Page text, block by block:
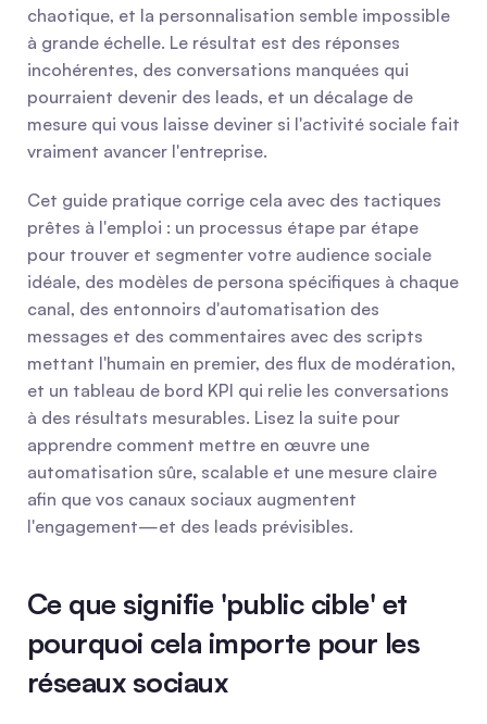
chaotique, et la personnalisation semble impossible
à grande échelle. Le résultat est des réponses
incohérentes, des conversations manquées qui
pourraient devenir des leads, et un décalage de
mesure qui vous laisse deviner si l'activité sociale fait
vraiment avancer l'entreprise.
Cet guide pratique corrige cela avec des tactiques
prêtes à l'emploi : un processus étape par étape
pour trouver et segmenter votre audience sociale
idéale, des modèles de persona spécifiques à chaque
canal, des entonnoirs d'automatisation des
messages et des commentaires avec des scripts
mettant l'humain en premier, des flux de modération,
et un tableau de bord KPI qui relie les conversations
à des résultats mesurables. Lisez la suite pour
apprendre comment mettre en œuvre une
automatisation sûre, scalable et une mesure claire
afin que vos canaux sociaux augmentent
l'engagement—et des leads prévisibles.
Ce que signifie 'public cible' et
pourquoi cela importe pour les
réseaux sociaux